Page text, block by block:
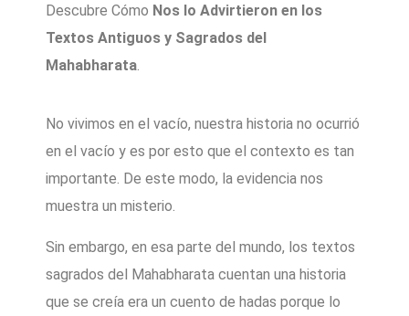
Descubre Cómo Nos lo Advirtieron en los
Textos Antiguos y Sagrados del
Mahabharata.
No vivimos en el vacío, nuestra historia no ocurrió
en el vacío y es por esto que el contexto es tan
importante. De este modo, la evidencia nos
muestra un misterio.
Sin embargo, en esa parte del mundo, los textos
sagrados del Mahabharata cuentan una historia
que se creía era un cuento de hadas porque lo